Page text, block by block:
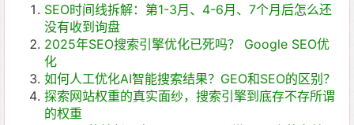
SEO时间线拆解：第1-3月、4-6月、7个月后怎么还
没有收到询盘
2025年SEO搜索引擎优化已死吗？ Google SEO优
化
如何人工优化AI智能搜索结果？GEO和SEO的区别？
探索网站权重的真实面纱，搜索引擎到底存不存所谓
的权重